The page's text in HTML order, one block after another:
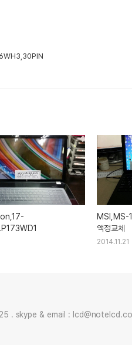
MSI,MS-
액정교체
2014.11.21
. skype & email :